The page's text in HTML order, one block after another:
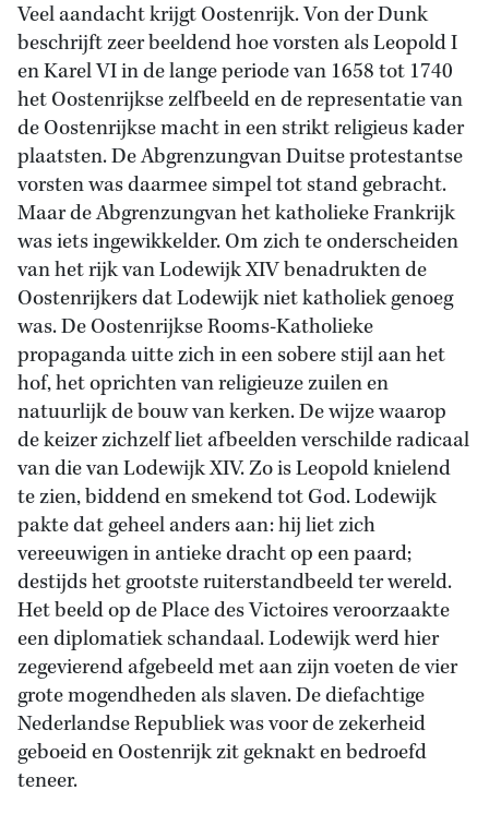
Veel aandacht krijgt Oostenrijk. Von der Dunk
beschrijft zeer beeldend hoe vorsten als Leopold I
en Karel VI in de lange periode van 1658 tot 1740
het Oostenrijkse zelfbeeld en de representatie van
de Oostenrijkse macht in een strikt religieus kader
plaatsten. De Abgrenzungvan Duitse protestantse
vorsten was daarmee simpel tot stand gebracht.
Maar de Abgrenzungvan het katholieke Frankrijk
was iets ingewikkelder. Om zich te onderscheiden
van het rijk van Lodewijk XIV benadrukten de
Oostenrijkers dat Lodewijk niet katholiek genoeg
was. De Oostenrijkse Rooms-Katholieke
propaganda uitte zich in een sobere stijl aan het
hof, het oprichten van religieuze zuilen en
natuurlijk de bouw van kerken. De wijze waarop
de keizer zichzelf liet afbeelden verschilde radicaal
van die van Lodewijk XIV. Zo is Leopold knielend
te zien, biddend en smekend tot God. Lodewijk
pakte dat geheel anders aan: hij liet zich
vereeuwigen in antieke dracht op een paard;
destijds het grootste ruiterstandbeeld ter wereld.
Het beeld op de Place des Victoires veroorzaakte
een diplomatiek schandaal. Lodewijk werd hier
zegevierend afgebeeld met aan zijn voeten de vier
grote mogendheden als slaven. De diefachtige
Nederlandse Republiek was voor de zekerheid
geboeid en Oostenrijk zit geknakt en bedroefd
teneer.